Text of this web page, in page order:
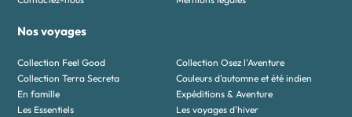
Nos voyages
Collection Feel Good
Collection Osez l'Aventure
Collection Terra Secreta
Couleurs d'automne et été indien
En famille
Expéditions & Aventure
Les Essentiels
Les voyages d'hiver